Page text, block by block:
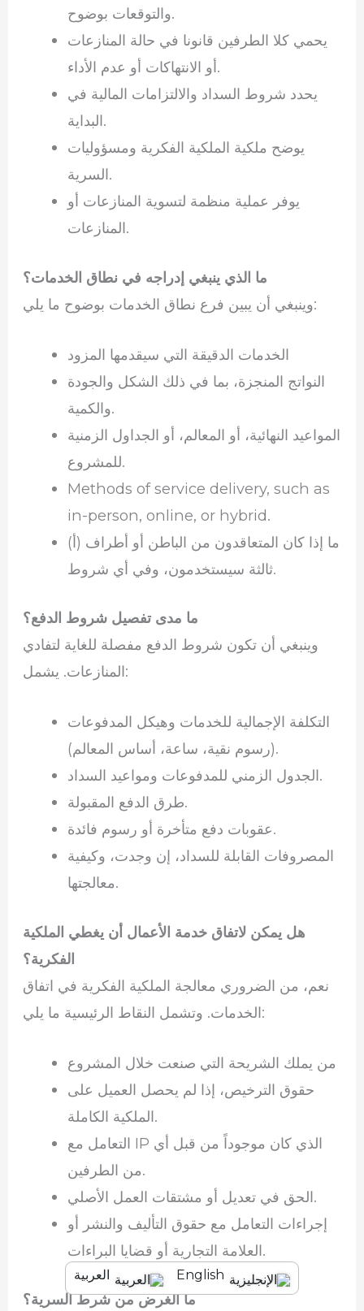
والتوقعات بوضوح.
يحمي كلا الطرفين قانونا في حالة المنازعات
أو الانتهاكات أو عدم الأداء.
يحدد شروط السداد والالتزامات المالية في
البداية.
يوضح ملكية الملكية الفكرية ومسؤوليات
السرية.
يوفر عملية منظمة لتسوية المنازعات أو
المنازعات.
ما الذي ينبغي إدراجه في نطاق الخدمات؟
وينبغي أن يبين فرع نطاق الخدمات بوضوح ما يلي:
الخدمات الدقيقة التي سيقدمها المزود
النواتج المنجزة، بما في ذلك الشكل والجودة
والكمية.
المواعيد النهائية، أو المعالم، أو الجداول الزمنية
للمشروع.
Methods of service delivery, such as
in-person, online, or hybrid.
(أ) ما إذا كان المتعاقدون من الباطن أو أطراف
ثالثة سيستخدمون، وفي أي شروط.
ما مدى تفصيل شروط الدفع؟
وينبغي أن تكون شروط الدفع مفصلة للغاية لتفادي
المنازعات. يشمل:
التكلفة الإجمالية للخدمات وهيكل المدفوعات
(رسوم نقية، ساعة، أساس المعالم).
الجدول الزمني للمدفوعات ومواعيد السداد.
طرق الدفع المقبولة.
عقوبات دفع متأخرة أو رسوم فائدة.
المصروفات القابلة للسداد، إن وجدت، وكيفية
معالجتها.
هل يمكن لاتفاق خدمة الأعمال أن يغطي الملكية
الفكرية؟
نعم، من الضروري معالجة الملكية الفكرية في اتفاق
الخدمات. وتشمل النقاط الرئيسية ما يلي:
من يملك الشريحة التي صنعت خلال المشروع
حقوق الترخيص، إذا لم يحصل العميل على
الملكية الكاملة.
التعامل مع IP الذي كان موجوداً من قبل أي
من الطرفين.
الحق في تعديل أو مشتقات العمل الأصلي.
إجراءات التعامل مع حقوق التأليف والنشر أو
العلامة التجارية أو قضايا البراءات.
ما الغرض من شرط السرية؟
English العربية